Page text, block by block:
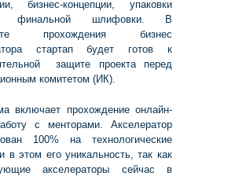
бизнес-концепции, упаковки
финальной шлифовки. В
прохождения бизнес
стартап будет готов к
защите проекта перед
комитетом (ИК).
включает прохождение онлайн-
с менторами. Акселератор
100% на технологические
в этом его уникальность, так как
акселераторы сейчас в